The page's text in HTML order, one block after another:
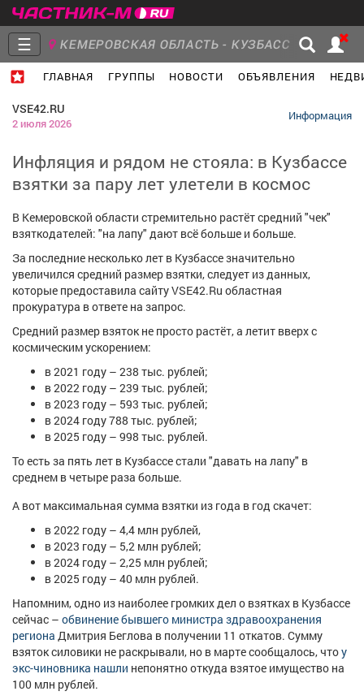
☰ КЕМЕРОВСКАЯ ОБЛАСТЬ - КУЗБАСС
ГЛАВНАЯ ГРУППЫ НОВОСТИ ОБЪЯВЛЕНИЯ
Объявления Недвижимость Услуги
Работа Транспорт Компании
Афиша Обучение
Товары Поздравления Погода
ТВ программа Я - пенсионер
VSE42.RU
2 июля 2026
Информация
Инфляция и рядом не стояла: в Кузбассе
взятки за пару лет улетели в космос
В Кемеровской области стремительно растёт средний "чек"
взяткодателей: "на лапу" дают всё больше и больше.
За последние несколько лет в Кузбассе значительно
увеличился средний размер взятки, следует из данных,
которые предоставила сайту VSE42.Ru областная
прокуратура в ответе на запрос.
Средний размер взяток не просто растёт, а летит вверх с
космическим ускорением:
в 2021 году – 238 тыс. рублей;
в 2022 году – 239 тыс. рублей;
в 2023 году – 593 тыс. рублей;
в 2024 году 788 тыс. рублей;
в 2025 году – 998 тыс. рублей.
То есть за пять лет в Кузбассе стали "давать на лапу" в
среднем в четыре раза больше.
А вот максимальная сумма взятки из года в год скачет:
в 2022 году – 4,4 млн рублей,
в 2023 году – 5,2 млн рублей;
в 2024 году – 2,25 млн рублей;
в 2025 году – 40 млн рублей.
Напомним, одно из наиболее громких дел о взятках в Кузбассе
сейчас – обвинение бывшего министра здравоохранения
региона Дмитрия Беглова в получении 11 откатов. Сумму
взяток силовики не раскрывали, но в марте сообщалось, чтоу
экс-чиновника нашли непонятно откуда взятое имущество на
100 млн рублей.